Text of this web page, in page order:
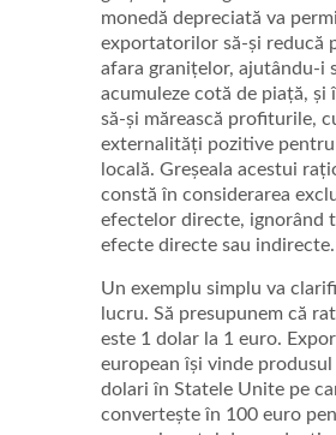
monedă depreciată va
exportatorilor să-și reducă
afara granițelor, ajutându-i
acumuleze cotă de piață, și
să-și mărească profiturile,
externalități pozitive pentru
locală. Greșeala acestui
constă în considerarea
efectelor directe, ignorând
efecte directe sau indirecte.
Un exemplu simplu va
lucru. Să presupunem că
este 1 dolar la 1 euro.
european își vinde
dolari în Statele Unite pe
convertește în 100 euro